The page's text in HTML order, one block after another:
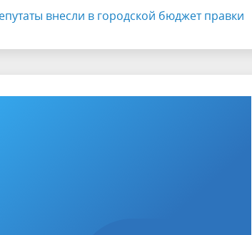
внесли в городской бюджет правки